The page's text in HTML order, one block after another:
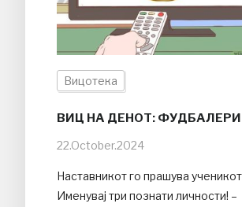
Вицотека
ВИЦ НА ДЕНОТ: ФУДБАЛЕРИ
22.October.2024
Наставникот го прашува
Именувај три познати личности! –